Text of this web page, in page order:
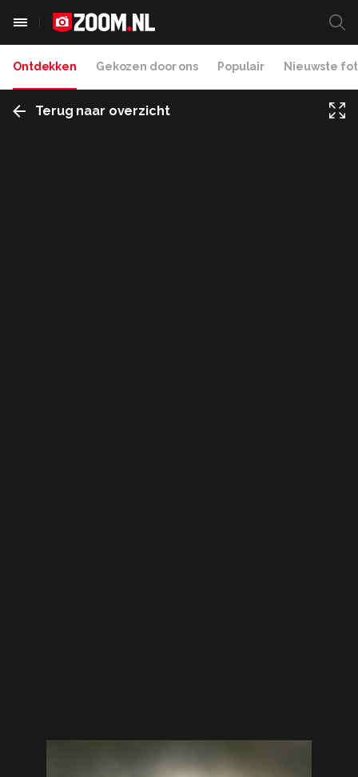
Ontdekken Gekozen door ons Populair Nieuwste
Terug naar overzicht